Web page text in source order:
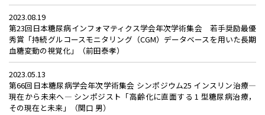
2023.08.19
第23回日本糖尿病インフォマティクス学会年次学術集会 若手奨励最優
秀賞「持続グルコースモニタリング（CGM）データベースを用いた長期
血糖変動の視覚化」（前田泰孝）
2023.05.13
第66回日本糖尿病学会年次学術集会 シンポジウム25 インスリン治療―
現在から未来へ― シンポジスト「高齢化に直面する 1 型糖尿病治療，
その現在と未来」（関口 男）